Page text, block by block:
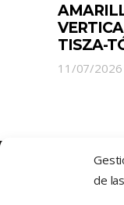
de
TISZA-
11/07/2026